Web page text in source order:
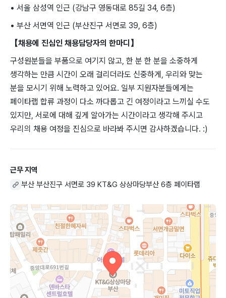
• 서울 삼성역 인근 (강남구 영동대로 85길 34, 6층)
• 부산 서면역 인근 (부산진구 서면로 39, 6층)
【채용에 진심인 채용담당자의 한마디】
구성원분들을 부품으로 여기지 않고, 한 분 한 분을 소중하게
생각하는 만큼 시간이 오래 걸리더라도 신중하게, 우리와 맞는
분을 모시기 위해 노력하고 있어요. 일부 지원자분들에게는
페이타랩 합류 과정이 다소 까다롭고 긴 여정이라고 느끼실 수도
있지만, 서로에 대해 깊게 알아가는 시간이라고 생각해 주시고
우리의 채용 여정을 진심으로 바라봐 주시면 감사하겠습니다. :)
근무 지역
부산 부산진구 서면로 39 KT&G 상상마당부산 6층 페이타랩